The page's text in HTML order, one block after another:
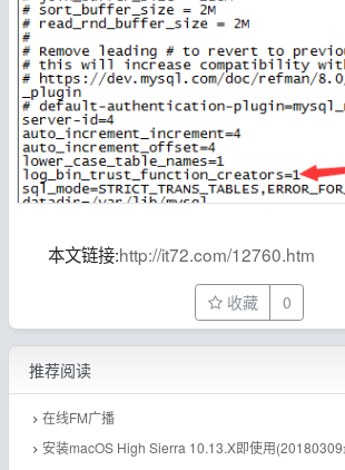
本文链接:http://it72.com/12760.htm
收藏 0
推荐阅读
在线FM广播
安装macOS High Sierra 10.13.X即使用